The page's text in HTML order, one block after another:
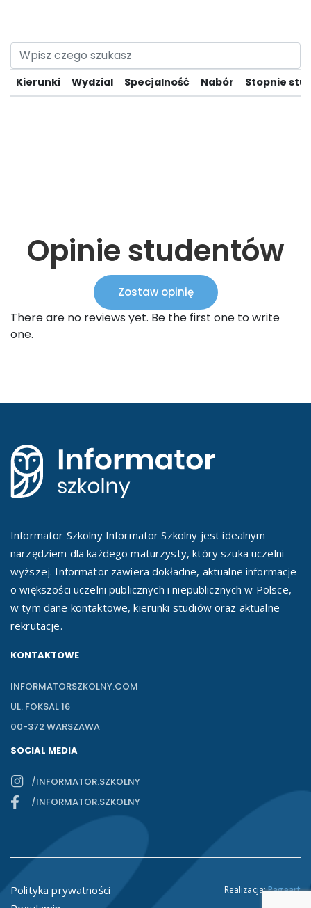
Kierunki Wydzial Specjalność Nabór Stopnie
Opinie studentów
Zostaw opinię
There are no reviews yet. Be the first one to write
one.
Informator Szkolny Informator Szkolny jest idealnym
narzędziem dla każdego maturzysty, który szuka uczelni
wyższej. Informator zawiera dokładne, aktualne informacje
o większości uczelni publicznych i niepublicznych w Polsce,
w tym dane kontaktowe, kierunki studiów oraz aktualne
rekrutacje.
KONTAKTOWE
INFORMATORSZKOLNY.COM
UL. FOKSAL 16
00-372 WARSZAWA
SOCIAL MEDIA
/INFORMATOR.SZKOLNY
/INFORMATOR.SZKOLNY
Realizacja:Pageart
Polityka prywatności